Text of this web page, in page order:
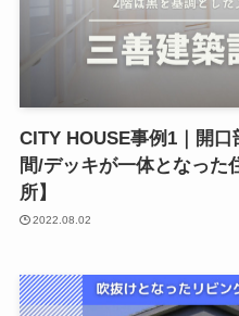
CITY HOUSE事例1｜開
間/デッキが一体となった
所】
2022.08.02